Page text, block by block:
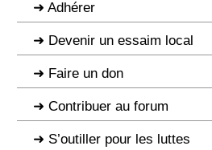
Adhérer
Devenir un essaim local
Faire un don
Contribuer au forum
S’outiller pour les luttes